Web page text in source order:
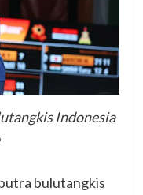
Indonesia
bulutangkis